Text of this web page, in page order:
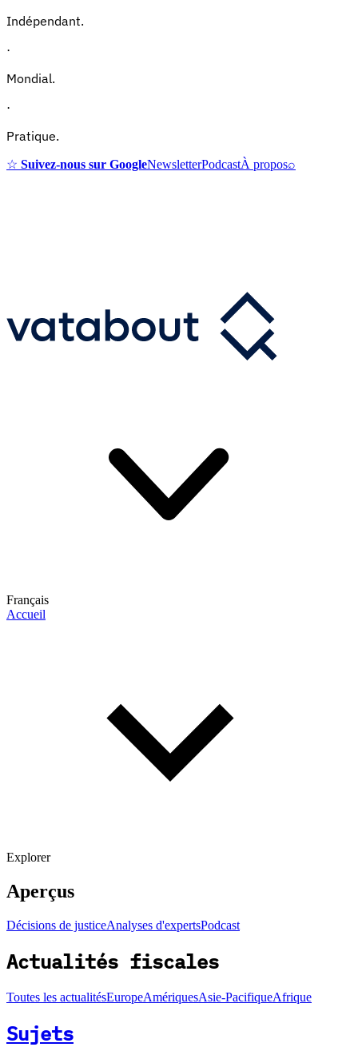
Indépendant.
·
Mondial.
·
Pratique.
☆ Suivez-nous sur GoogleNewsletterPodcastÀ propos⌕
Français
Accueil
Explorer
Aperçus
Décisions de justiceAnalyses d'expertsPodcast
Actualités fiscales
Toutes les actualitésEuropeAmériquesAsie-PacifiqueAfrique
Sujets